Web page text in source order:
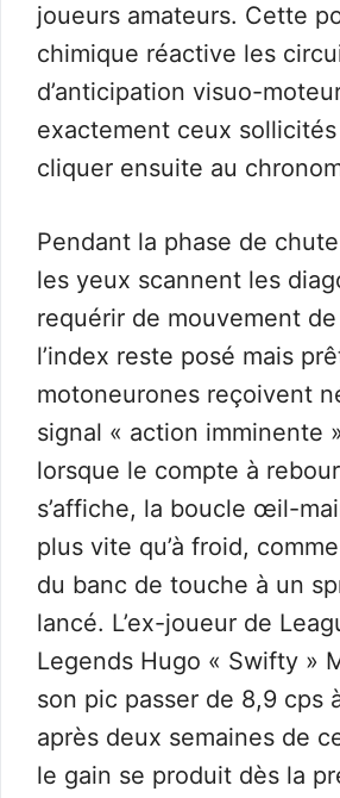
joueurs amateurs. Cette
chimique réactive les
d’anticipation visuo-
exactement ceux
cliquer ensuite au
Pendant la phase de
les yeux scannent les
requérir de mouvement
l’index reste posé mais
motoneurones reçoivent
signal « action imminente
lorsque le compte à
s’affiche, la boucle œil-
plus vite qu’à froid,
du banc de touche à un
lancé. L’ex-joueur de
Legends Hugo « Swifty »
son pic passer de 8,9 cps
après deux semaines de
le gain se produit dès la